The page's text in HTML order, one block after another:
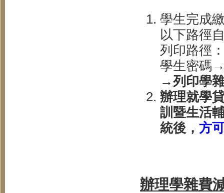
學生完成
以下路徑
列印路徑
學生密碼
→列印學
辦理就學
訓暨生活
統後， 方
辦理學雜費